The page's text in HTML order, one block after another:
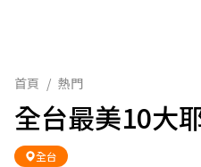
首頁 / 熱門
全台最美10大
全台